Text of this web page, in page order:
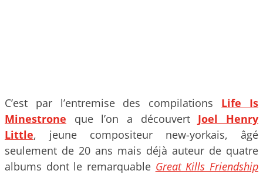
C’est par l’entremise des compilations Life Is
Minestrone que l’on a découvert Joel Henry
Little, jeune compositeur new-yorkais, âgé
seulement de 20 ans mais déjà auteur de quatre
albums dont le remarquable Great Kills Friendship